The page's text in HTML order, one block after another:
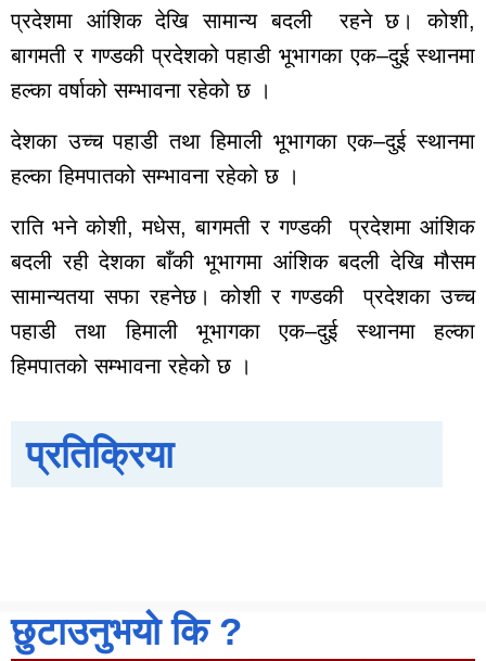
प्रदेशमा आंशिक देखि सामान्य बदली रहने छ। कोशी,
बागमती र गण्डकी प्रदेशको पहाडी भूभागका एक–दुई स्थानमा
हल्का वर्षाको सम्भावना रहेको छ ।
देशका उच्च पहाडी तथा हिमाली भूभागका एक–दुई स्थानमा
हल्का हिमपातको सम्भावना रहेको छ ।
राति भने कोशी, मधेस, बागमती र गण्डकी प्रदेशमा आंशिक
बदली रही देशका बाँकी भूभागमा आंशिक बदली देखि मौसम
सामान्यतया सफा रहनेछ। कोशी र गण्डकी प्रदेशका उच्च
पहाडी तथा हिमाली भूभागका एक–दुई स्थानमा हल्का
हिमपातको सम्भावना रहेको छ ।
प्रतिक्रिया
छुटाउनुभयो कि ?